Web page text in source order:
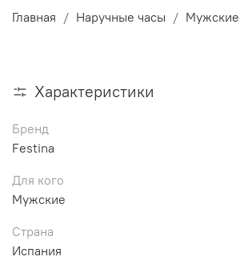
Главная Наручные часы Мужские
Характеристики
Бренд
Festina
Для кого
Мужские
Страна
Испания